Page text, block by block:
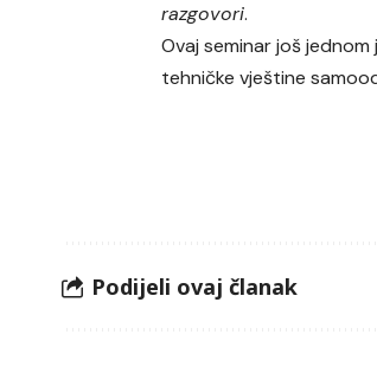
razgovori.
Ovaj seminar još
tehničke vještine
Podijeli ovaj članak